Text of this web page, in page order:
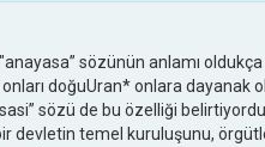
sözünün anlamı
doğuUran* onlara dayanak
sözü de bu özelliği
devletin temel kuruluşunu,